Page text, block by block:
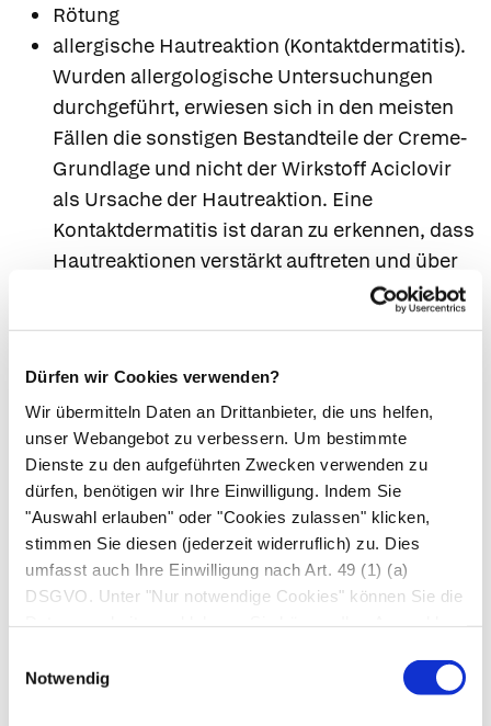
Dürfen wir Cookies verwenden?
Wir übermitteln Daten an Drittanbieter, die uns helfen,
unser Webangebot zu verbessern. Um bestimmte
Dienste zu den aufgeführten Zwecken verwenden zu
dürfen, benötigen wir Ihre Einwilligung. Indem Sie
"Auswahl erlauben" oder "Cookies zulassen" klicken,
stimmen Sie diesen (jederzeit widerruflich) zu. Dies
umfasst auch Ihre Einwilligung nach Art. 49 (1) (a)
DSGVO. Unter "Nur notwendige Cookies" können Sie die
Notwendig
Rötung
allergische Hautreaktion (Kontaktdermatitis).
Wurden allergologische Untersuchungen
durchgeführt, erwiesen sich in den meisten
Fällen die sonstigen Bestandteile der Creme-
Grundlage und nicht der Wirkstoff Aciclovir
als Ursache der Hautreaktion. Eine
Kontaktdermatitis ist daran zu erkennen, dass
Hautreaktionen verstärkt auftreten und über
die mit Creme behandelten Hautabschnitte
hinausgehen. In solchen Fällen sprechen Sie
Sehr seltene Nebenwirkungen (betreffen weniger
als 1 Behandelten von 10 000):
Überempfindlichkeitsreaktionen vom
Soforttyp einschließlich Angioödem
(Schwellung der Haut oder Schleimhaut z.B.
von Gesicht, Lippen oder Zunge mit Schluck-
oder Atembeschwerden) sowie Nesselsucht
(Urtikaria).
Informieren Sie im Falle schwerer
Überempfindlichkeitsreaktionen umgehend
einen Arzt!